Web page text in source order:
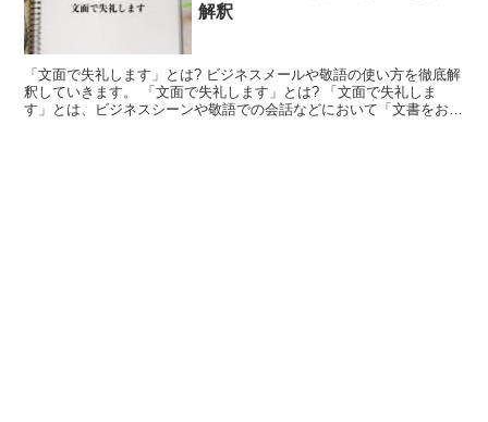
解釈
「文面で失礼します」とは? ビジネスメールや敬語の使い方を徹底解
釈していきます。 「文面で失礼します」とは? 「文面で失礼しま
す」とは、ビジネスシーンや敬語での会話などにおいて「文書をお送